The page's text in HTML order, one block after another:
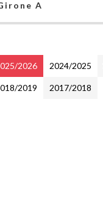
A
2026 2024/2025
2019 2017/2018